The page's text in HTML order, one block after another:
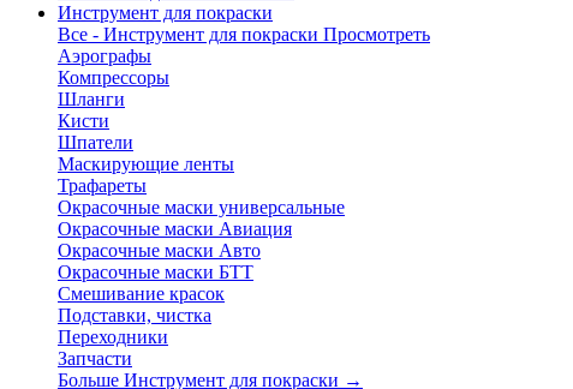
Инструмент для покраски
Все - Инструмент для покраски Просмотреть
Аэрографы
Компрессоры
Шланги
Кисти
Шпатели
Маскирующие ленты
Трафареты
Окрасочные маски универсальные
Окрасочные маски Авиация
Окрасочные маски Авто
Окрасочные маски БТТ
Смешивание красок
Подставки, чистка
Переходники
Запчасти
Больше Инструмент для покраски →